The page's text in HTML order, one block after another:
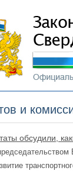
и
обсудили,